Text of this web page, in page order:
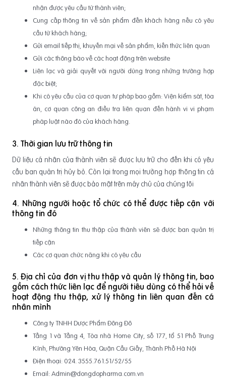
nhận được yêu cầu từ thành viên;
Cung cấp thông tin về sản phẩm đến khách hàng nếu có yêu
cầu từ khách hàng;
Gửi email tiếp thị, khuyến mại về sản phẩm, kiến thức liên quan
Gửi các thông báo về các hoạt động trên website
Liên lạc và giải quyết với người dùng trong những trường hợp
đặc biệt;
Khi có yêu cầu của cơ quan tư pháp bao gồm: Viện kiểm sát, tòa
án, cơ quan công an điều tra liên quan đến hành vi vi phạm
pháp luật nào đó của khách hàng.
3. Thời gian lưu trữ thông tin
Dữ liệu cá nhân của thành viên sẽ được lưu trữ cho đến khi có yêu
cầu ban quản trị hủy bỏ. Còn lại trong mọi trường hợp thông tin cá
nhân thành viên sẽ được bảo mật trên máy chủ của chúng tôi
4. Những người hoặc tổ chức có thể được tiếp cận với
thông tin đó
Những thông tin thu thập của thành viên sẽ được ban quản trị
tiếp cận
Các cơ quan chức năng khi có yêu cầu
5. Địa chỉ của đơn vị thu thập và quản lý thông tin, bao
gồm cách thức liên lạc để người tiêu dùng có thể hỏi về
hoạt động thu thập, xử lý thông tin liên quan đến cá
nhân mình
Công ty TNHH Dược Phẩm Đông Đô
Tầng 1 và Tầng 4, Tòa nhà Home City, số 177, tổ 51 Phố Trung
Kính, Phường Yên Hòa, Quận Cầu Giấy, Thành Phố Hà Nội
Điện thoại: 024. 3555.761.51/52/55
Email: Admin@dongdopharma.com.vn